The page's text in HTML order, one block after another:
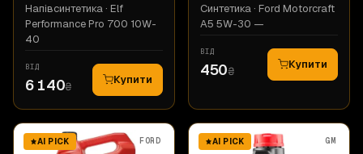
Напівсинтетика · Elf
Performance Pro 700 10W-
40
ВІД
6 140₴ Купити
Синтетика · Ford Motorcraft
A5 5W-30 —
ВІД
450₴ Купити
AI PICK FORD AI PICK GM